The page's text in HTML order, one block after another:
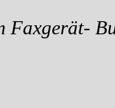
Faxgerät-